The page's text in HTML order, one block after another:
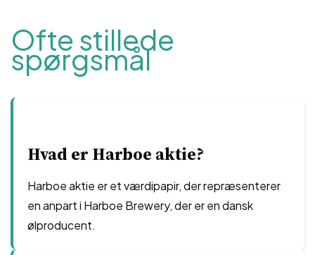
Ofte stillede
spørgsmål
Hvad er Harboe aktie?
Harboe aktie er et værdipapir, der repræsenterer
en anpart i Harboe Brewery, der er en dansk
ølproducent.